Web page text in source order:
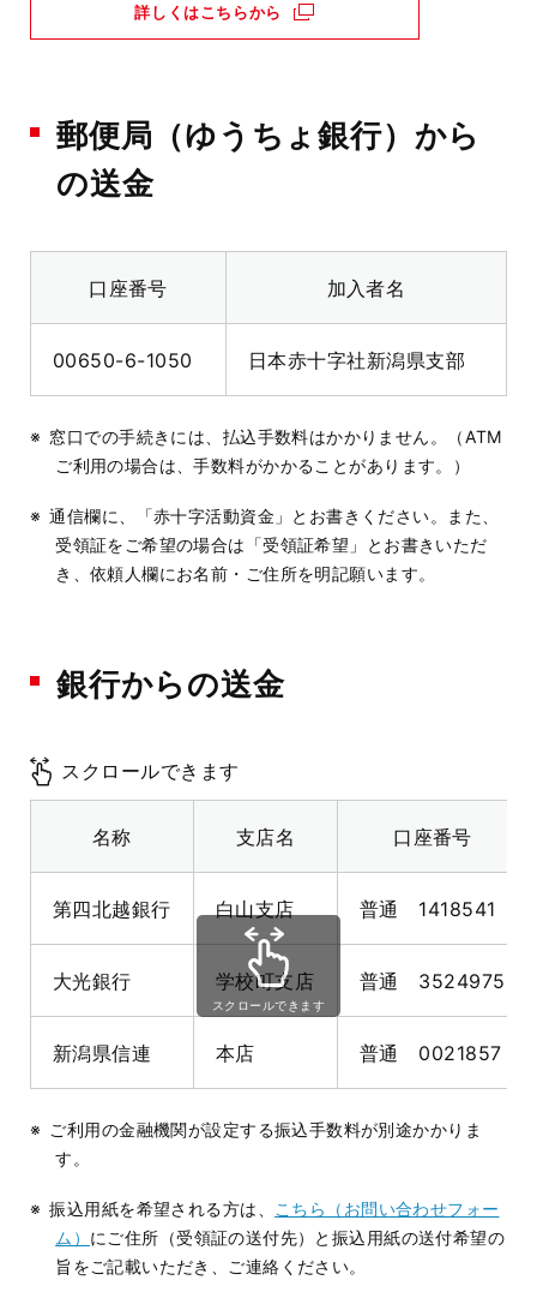
詳しくはこちらから
郵便局（ゆうちょ銀行）から
の送金
口座番号 加入者名
00650-6-1050 日本赤十字社新潟県支部
窓口での手続きには、払込手数料はかかりません。（ATM
ご利用の場合は、手数料がかかることがあります。）
通信欄に、「赤十字活動資金」とお書きください。また、
受領証をご希望の場合は「受領証希望」とお書きいただ
き、依頼人欄にお名前・ご住所を明記願います。
銀行からの送金
名称 支店名 口座番号
第四北越銀行 白山支店 普通 1418541
大光銀行 学校町支店 普通 3524975
新潟県信連 本店 普通 0021857
スクロールできます
スクロールできます
ご利用の金融機関が設定する振込手数料が別途かかりま
す。
振込用紙を希望される方は、
こちら（お問い合わせフォー
ム） にご住所（受領証の送付先）と振込用紙の送付希望の
旨をご記載いただき、ご連絡ください。